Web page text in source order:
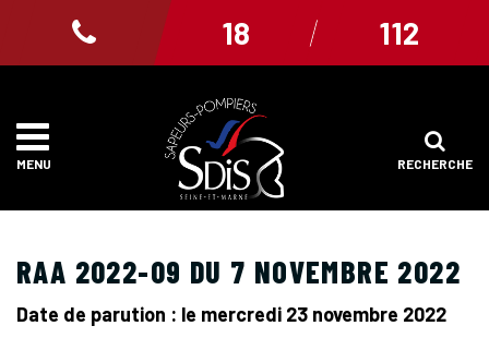
MENU RECHERCHE
18 112
RAA 2022-09 DU 7 NOVEMBRE 2022
Date de parution : le mercredi 23 novembre 2022